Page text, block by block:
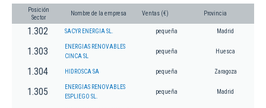
Posición
Sector
Nombre de la empresa Ventas (€) Provincia
1.302 SACYR ENERGIA SL. pequeña Madrid
1.303
ENERGIAS RENOVABLES
CINCA SL
pequeña Huesca
1.304 HIDROSCA SA pequeña Zaragoza
1.305
ENERGIAS RENOVABLES
ESPLIEGO SL.
pequeña Madrid